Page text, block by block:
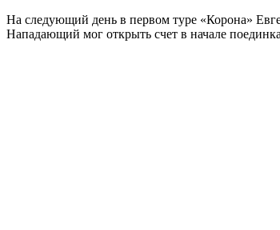
На следующий день в первом туре «Корона»
Нападающий мог открыть счет в начале